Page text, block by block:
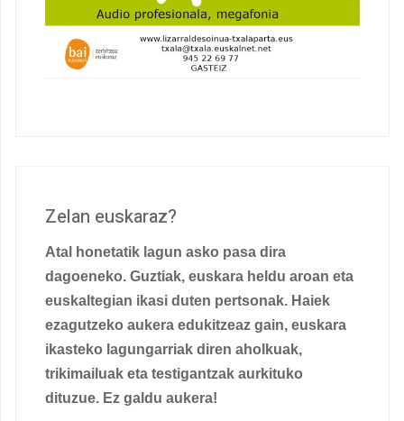
Zelan euskaraz?
Atal honetatik lagun asko pasa dira
dagoeneko. Guztiak, euskara heldu aroan eta
euskaltegian ikasi duten pertsonak. Haiek
ezagutzeko aukera edukitzeaz gain, euskara
ikasteko lagungarriak diren aholkuak,
trikimailuak eta testigantzak aurkituko
dituzue. Ez galdu aukera!